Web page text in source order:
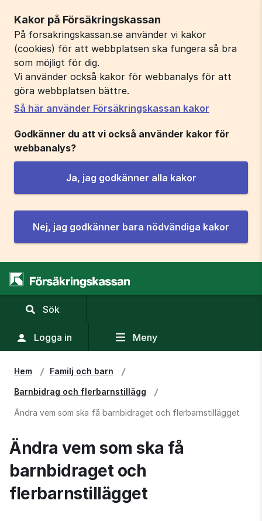
Kakor på Försäkringskassan
På forsakringskassan.se använder vi kakor
(cookies) för att webbplatsen ska fungera så bra
som möjligt för dig.
Vi använder också kakor för webbanalys för att
göra webbplatsen bättre.
Så här använder Försäkringskassan kakor
Godkänner du att vi också använder kakor för
webbanalys?
Ja, jag godkänner alla kakor
Nej, jag godkänner bara nödvändiga kakor
Sök
sökfält
Logga in Meny
Hem Familj och barn
Barnbidrag och flerbarnstillägg
Ändra vem som ska få barnbidraget och flerbarnstillägget
Ändra vem som ska få
barnbidraget och
flerbarnstillägget